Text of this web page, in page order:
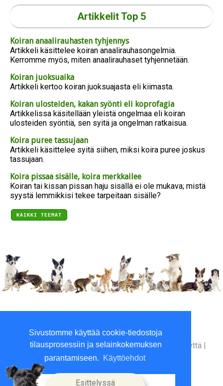
Sivustomme käyttää cookie-tiedostoja
tilausprosessiin ja selainkokemuksen
parantamiseen.
Käyttöehdot
Hyväksyn
Artikkelit Top 5
Koiran anaalirauhasten tyhjennys
Artikkeli käsittelee koiran anaalirauhasongelmia.
Kerromme myös, miten anaalirauhaset tyhjennetään.
Koiran juoksuaika
Artikkeli kertoo koiran juoksuajasta eli kiimasta.
Koiran ulosteiden, kakan syönti eli koprofagia
Artikkelissa käsitellään yleistä ongelmaa eli koiran
ulosteiden syöntiä, sen syitä ja ongelman ratkaisua.
Koira puree tassujaan
Artikkeli käsittelee syitä siihen, miksi koira puree joskus
tassujaan.
Koira pissaa sisälle, koira merkkailee
Koiran tai kissan pissan haju sisällä ei ole mukava; mistä
syystä lemmikkisi tekee tarpeitaan sisälle?
KAIKKI TEEMAT
P. 010 3961800 (ma-to 9-16)
Yritysinfo|Toimitusehdot|Maksutavat|Ota yhteyttä |
GDPR tietosuojalausunto
Esittelyssä